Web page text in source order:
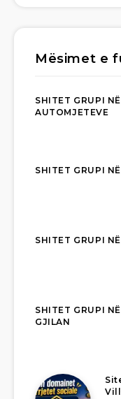
Mësimet e
SHITET GRUPI
AUTOMJETEVE
SHITET GRUPI
SHITET GRUPI
SHITET GRUPI
GJILAN